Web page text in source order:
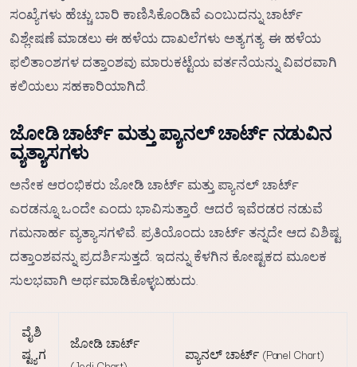
ಸಂಖ್ಯೆಗಳು ಹೆಚ್ಚು ಬಾರಿ ಕಾಣಿಸಿಕೊಂಡಿವೆ ಎಂಬುದನ್ನು ಚಾರ್ಟ್
ವಿಶ್ಲೇಷಣೆ ಮಾಡಲು ಈ ಹಳೆಯ ದಾಖಲೆಗಳು ಅತ್ಯಗತ್ಯ. ಈ ಹಳೆಯ
ಫಲಿತಾಂಶಗಳ ದತ್ತಾಂಶವು ಮಾರುಕಟ್ಟೆಯ ವರ್ತನೆಯನ್ನು ವಿವರವಾಗಿ
ಕಲಿಯಲು ಸಹಕಾರಿಯಾಗಿದೆ.
ಜೋಡಿ ಚಾರ್ಟ್ ಮತ್ತು ಪ್ಯಾನಲ್ ಚಾರ್ಟ್ ನಡುವಿನ
ವ್ಯತ್ಯಾಸಗಳು
ಅನೇಕ ಆರಂಭಿಕರು ಜೋಡಿ ಚಾರ್ಟ್ ಮತ್ತು ಪ್ಯಾನಲ್ ಚಾರ್ಟ್
ಎರಡನ್ನೂ ಒಂದೇ ಎಂದು ಭಾವಿಸುತ್ತಾರೆ. ಆದರೆ ಇವೆರಡರ ನಡುವೆ
ಗಮನಾರ್ಹ ವ್ಯತ್ಯಾಸಗಳಿವೆ. ಪ್ರತಿಯೊಂದು ಚಾರ್ಟ್ ತನ್ನದೇ ಆದ ವಿಶಿಷ್ಟ
ದತ್ತಾಂಶವನ್ನು ಪ್ರದರ್ಶಿಸುತ್ತದೆ. ಇದನ್ನು ಕೆಳಗಿನ ಕೋಷ್ಟಕದ ಮೂಲಕ
ಸುಲಭವಾಗಿ ಅರ್ಥಮಾಡಿಕೊಳ್ಳಬಹುದು.
ವೈಶಿ
ಷ್ಟ್ಯಗ
ಜೋಡಿ ಚಾರ್ಟ್
ಪ್ಯಾನಲ್ ಚಾರ್ಟ್ (Panel Chart)